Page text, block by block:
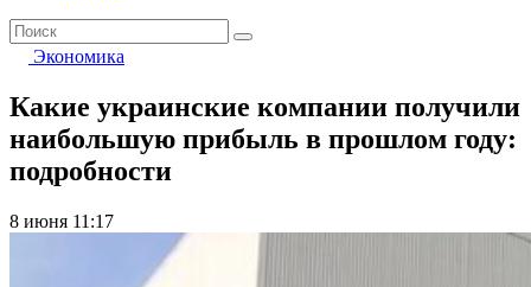
Экономика
Какие украинские компании получили
наибольшую прибыль в прошлом году:
подробности
8 июня 11:17